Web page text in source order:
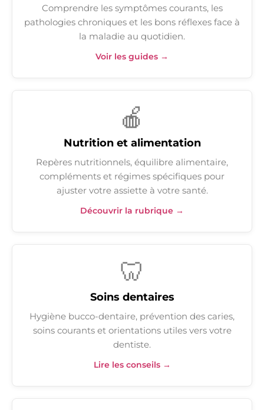
Comprendre les symptômes courants, les
pathologies chroniques et les bons réflexes face à
la maladie au quotidien.
Voir les guides →
🍎
Nutrition et alimentation
Repères nutritionnels, équilibre alimentaire,
compléments et régimes spécifiques pour
ajuster votre assiette à votre santé.
Découvrir la rubrique →
🦷
Soins dentaires
Hygiène bucco-dentaire, prévention des caries,
soins courants et orientations utiles vers votre
dentiste.
Lire les conseils →